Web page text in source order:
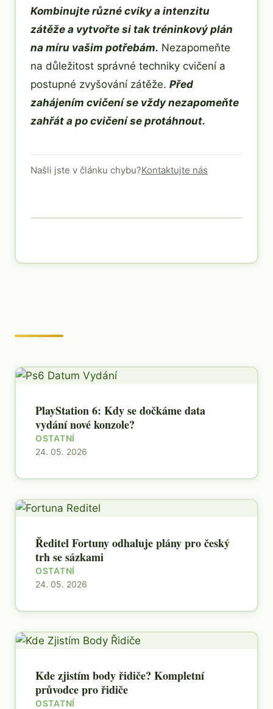
Kombinujte různé cviky a intenzitu
zátěže a vytvořte si tak tréninkový plán
na míru vašim potřebám. Nezapomeňte
na důležitost správné techniky cvičení a
postupné zvyšování zátěže. Před
zahájením cvičení se vždy nezapomeňte
zahřát a po cvičení se protáhnout.
Našli jste v článku chybu?Kontaktujte nás
PlayStation 6: Kdy se dočkáme data
vydání nové konzole?
OSTATNÍ
24. 05. 2026
Ředitel Fortuny odhaluje plány pro český
trh se sázkami
OSTATNÍ
24. 05. 2026
Kde zjistím body řidiče? Kompletní
průvodce pro řidiče
OSTATNÍ